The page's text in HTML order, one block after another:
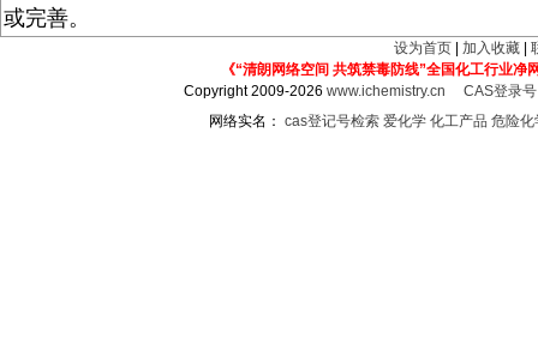
或完善。
设为首页 加入收藏
《“清朗网络空间 共筑禁毒防线”全国化工行业净
Copyright 2009-2026www.ichemistry.cn
CAS登录
网络实名： cas登记号检索 爱化学 化工产品 危险化